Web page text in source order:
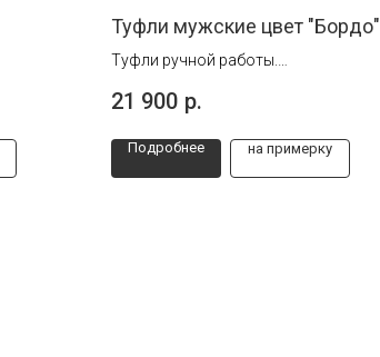
Туфли мужские цвет "Бордо"
Туфли ручной работы.
Патинаж (прокраска вручную,
21 900 р.
Подробнее на примерку